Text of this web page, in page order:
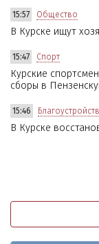
15:57 Общество
В Курске ищут
15:47 Спорт
Курские
сборы в
15:46
В Курске